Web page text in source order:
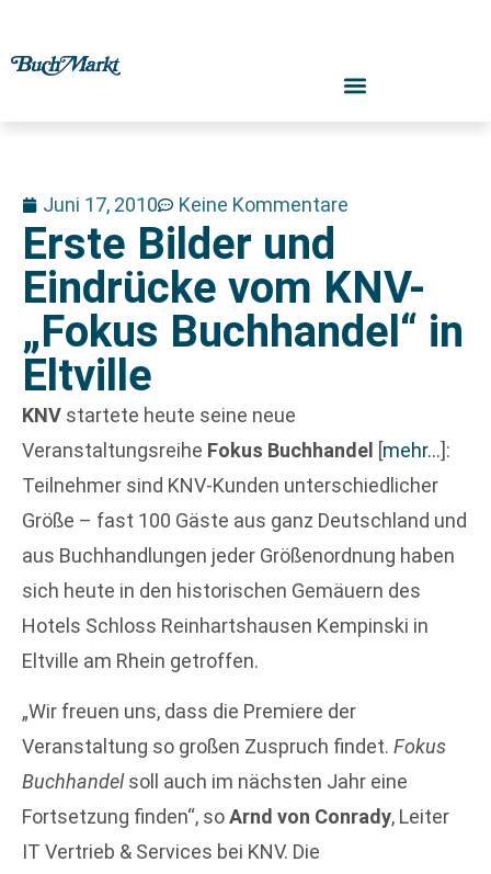
Juni 17, 2010 Keine Kommentare
Erste Bilder und
Eindrücke vom KNV-
„Fokus Buchhandel“ in
Eltville
KNV startete heute seine neue
Veranstaltungsreihe Fokus Buchhandel [mehr…]:
Teilnehmer sind KNV-Kunden unterschiedlicher
Größe – fast 100 Gäste aus ganz Deutschland und
aus Buchhandlungen jeder Größenordnung haben
sich heute in den historischen Gemäuern des
Hotels Schloss Reinhartshausen Kempinski in
Eltville am Rhein getroffen.
„Wir freuen uns, dass die Premiere der
Veranstaltung so großen Zuspruch findet. Fokus
Buchhandelsoll auch im nächsten Jahr eine
Fortsetzung finden“, soArnd von Conrady, Leiter
IT Vertrieb & Services bei KNV. Die